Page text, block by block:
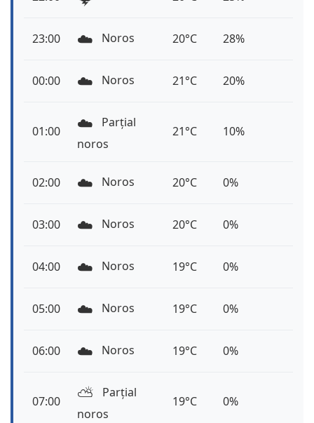
23:00 ☁️ Noros 20°C 28%
00:00 ☁️ Noros 21°C 20%
01:00 ☁️
Parțial
noros
21°C 10%
02:00 ☁️ Noros 20°C 0%
03:00 ☁️ Noros 20°C 0%
04:00 ☁️ Noros 19°C 0%
05:00 ☁️ Noros 19°C 0%
06:00 ☁️ Noros 19°C 0%
07:00 ⛅️
Parțial
noros
19°C 0%